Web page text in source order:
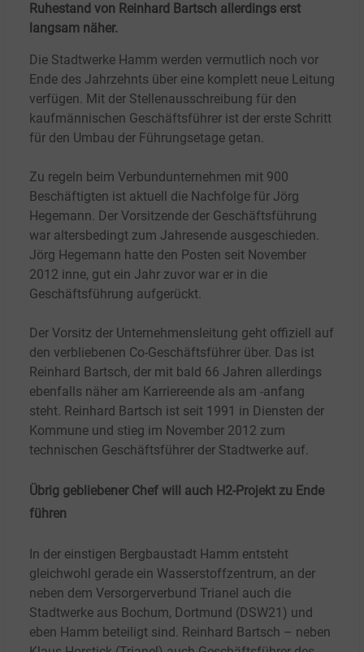
Ruhestand von Reinhard Bartsch allerdings erst
langsam näher.
Die Stadtwerke Hamm werden vermutlich noch vor
Ende des Jahrzehnts über eine komplett neue Leitung
verfügen. Mit der Stellenausschreibung für den
kaufmännischen Geschäftsführer ist der erste Schritt
für den Umbau der Führungsetage getan.
Zu regeln beim Verbundunternehmen mit 900
Beschäftigten ist aktuell die Nachfolge für Jörg
Hegemann. Der Vorsitzende der Geschäftsführung
war altersbedingt zum Jahresende ausgeschieden.
Jörg Hegemann hatte den Posten seit November
2012 inne, gut ein Jahr zuvor war er in die
Geschäftsführung aufgerückt.
Der Vorsitz der Unternehmensleitung geht offiziell auf
den verbliebenen Co-Geschäftsführer über. Das ist
Reinhard Bartsch, der mit bald 66 Jahren allerdings
ebenfalls näher am Karriereende als am -anfang
steht. Reinhard Bartsch ist seit 1991 in Diensten der
Kommune und stieg im November 2012 zum
technischen Geschäftsführer der Stadtwerke auf.
Übrig gebliebener Chef will auch H2-Projekt zu Ende
führen
In der einstigen Bergbaustadt Hamm entsteht
gleichwohl gerade ein Wasserstoffzentrum, an der
neben dem Versorgerverbund Trianel auch die
Stadtwerke aus Bochum, Dortmund (DSW21) und
eben Hamm beteiligt sind. Reinhard Bartsch – neben